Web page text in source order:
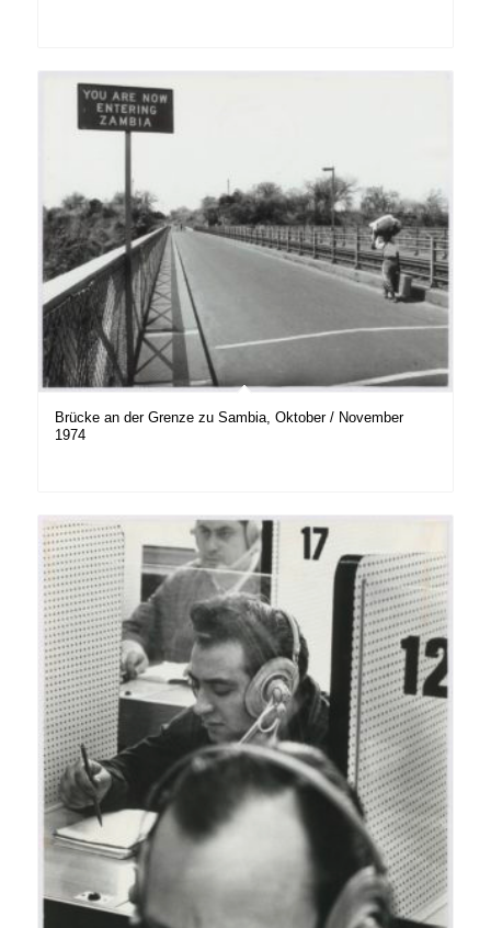
Brücke an der Grenze zu Sambia, Oktober / November
1974